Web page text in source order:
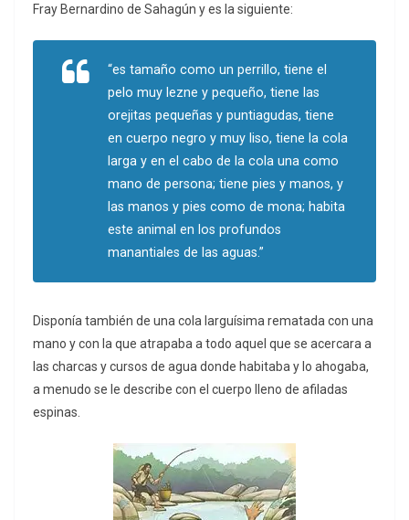
Fray Bernardino de Sahagún y es la siguiente:
“es tamaño como un perrillo, tiene el
pelo muy lezne y pequeño, tiene las
orejitas pequeñas y puntiagudas, tiene
en cuerpo negro y muy liso, tiene la cola
larga y en el cabo de la cola una como
mano de persona; tiene pies y manos, y
las manos y pies como de mona; habita
este animal en los profundos
manantiales de las aguas.”
Disponía también de una cola larguísima rematada con una
mano y con la que atrapaba a todo aquel que se acercara a
las charcas y cursos de agua donde habitaba y lo ahogaba,
a menudo se le describe con el cuerpo lleno de afiladas
espinas.